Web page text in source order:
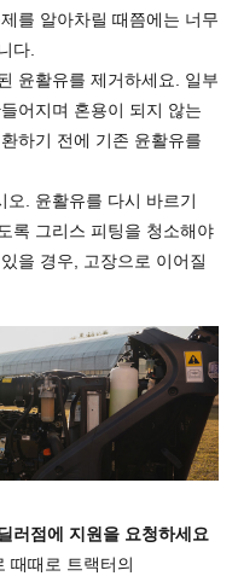
를 알아차릴 때쯤에는 너무
다.
윤활유를 제거하세요. 일부
어지며 혼용이 되지 않는
하기 전에 기존 윤활유를
오. 윤활유를 다시 바르기
록 그리스 피팅을 청소해야
을 경우, 고장으로 이어질
러점에 지원을 요청하세요
때때로 트랙터의